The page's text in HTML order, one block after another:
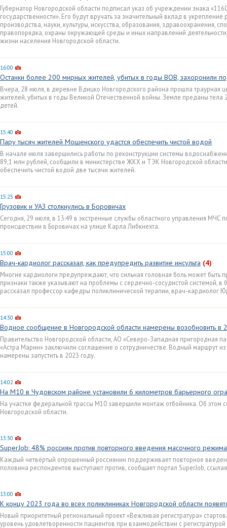
Губернатор Новгородской области подписал указ об учреждении знака
государственности». Его будут вручать за значительный вклад в
производства, науки, культуры, искусства, образования, здравоохранения,
правопорядка, охраны окружающей среды и иных направлений
жизни населения Новгородской области.
16:00
Останки более 200 мирных жителей, убитых в годы ВОВ, захоронили
Вчера, 28 июля, в деревне Вдицко Новгородского района прошла траурная
жителей, убитых в годы Великой Отечественной войны. Земле преданы тела
детей.
15:40
Пару тысяч жителей Мошенского удастся обеспечить чистой водой
В начале июля завершились работы по реконструкции системы
89,1 млн рублей, сообщили в министерстве ЖКХ и ТЭК Новгородской
обеспечить чистой водой две тысячи жителей.
15:25
Грузовик и УАЗ столкнулись в Боровичах
Сегодня, 29 июля, в 13:49 в экстренные службы областного управления МЧС
происшествии в Боровичах на улице Карла Либкнехта.
15:00
Врач-кардиолог рассказал, как предупредить развитие инсульта (4)
Многие кардиологи предупреждают, что сильная головная боль может быть
признаки также указывают на проблемы с сердечно-сосудистой системой,
рассказал профессор кафедры поликлинической терапии, врач-кардиолог
14:30
Водное сообщение в Новгородской области намерены возобновить в
Правительство Новгородской области, АО «Северо-Западная пригородная
«Астра Марин» заключили соглашение о сотрудничестве. Водный маршрут
намерены запустить в 2023 году.
14:02
На М10 в Чудовском районе установили 6 километров барьерного
На участке федеральной трассы М10 завершили монтаж отбойника. Об этом
Новгородской области.
13:30
SuperJob: 48% россиян против повторного введения масочного
Каждый четвёртый опрошенный россиянин поддерживает повторное
половина респондентов выступают против, сообщает портал SuperJob,
13:00
К концу 2023 года во всех поликлиниках Новгородской области
Новый приоритетный региональный проект «Вежливая регистратура»
уровень удовлетворенности пациентов при взаимодействии с